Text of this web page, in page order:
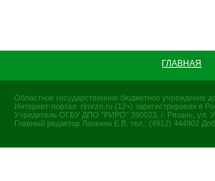
ГЛАВНАЯ
Областное государственное бюджетное учреждение
Интернет-портал rirorzn.ru (12+) зарегистрирован в
Учредитель ОГБУ ДПО "РИРО" 390023, г. Рязань, ул.
Главный редактор Лапкина Е.В. тел.: (4912) 444902